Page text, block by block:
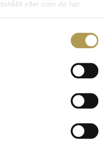
eller som de har
i Sverige 2025: Vad
– vad anses som